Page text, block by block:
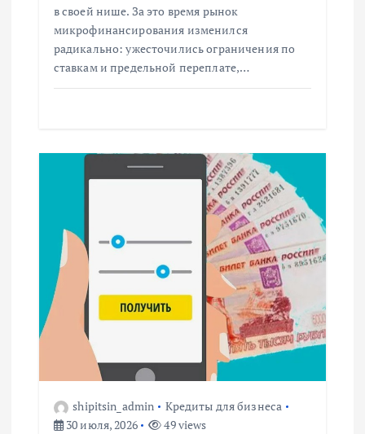
в своей нише. За это время рынок
микрофинансирования изменился
радикально: ужесточились ограничения по
ставкам и предельной переплате,…
shipitsin_admin
Кредиты для бизнеса
30 июля, 2026
49 views